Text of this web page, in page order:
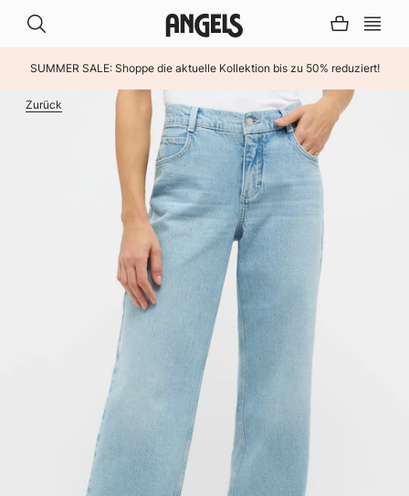
SUMMER SALE: Shoppe die aktuelle Kollektion bis zu 50% reduziert!
Zurück